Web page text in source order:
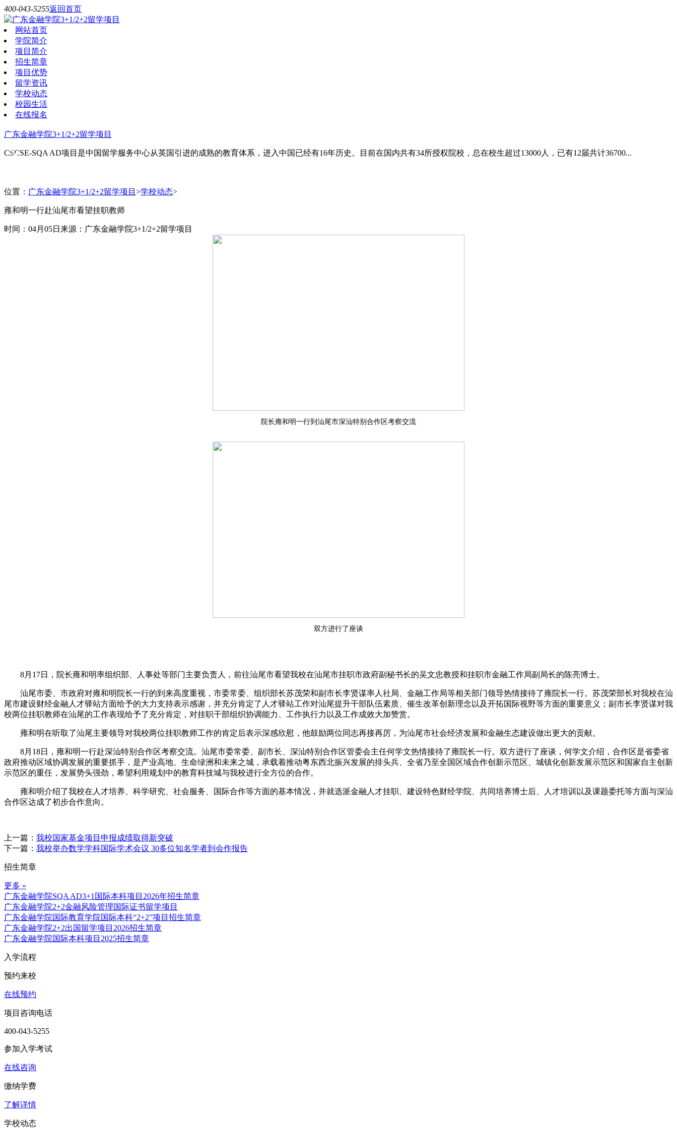
400-043-5255返回首页
网站首页
学院简介
项目简介
招生简章
项目优势
留学资讯
学校动态
校园生活
在线报名
广东金融学院3+1/2+2留学项目
CSCSE-SQA AD项目是中国留学服务中心从英国引进的成熟的教育体系，进入中国已经有16年历史。目前在国内共有34所授权院校，总在校生超过13000人，已有12届共计36700...
位置： 广东金融学院3+1/2+2留学项目 >学校动态>
雍和明一行赴汕尾市看望挂职教师
时间：04月05日 来源：广东金融学院3+1/2+2留学项目
院长雍和明一行到汕尾市深汕特别合作区考察交流
双方进行了座谈
8月17日，院长雍和明率组织部、人事处等部门主要负责人，前往汕尾市看望我校在汕尾市挂职市政府副秘书长的吴文忠教授和挂职市金融工作局副局长的陈亮博士。
汕尾市委、市政府对雍和明院长一行的到来高度重视，市委常委、组织部长苏茂荣和副市长李贤谋率人社局、金融工作局等相关部门领导热情接待了雍院长一行。苏茂荣部长对我校在汕
尾市建设财经金融人才驿站方面给予的大力支持表示感谢，并充分肯定了人才驿站工作对汕尾提升干部队伍素质、催生改革创新理念以及开拓国际视野等方面的重要意义；副市长李贤谋对我
校两位挂职教师在汕尾的工作表现给予了充分肯定，对挂职干部组织协调能力、工作执行力以及工作成效大加赞赏。
雍和明在听取了汕尾主要领导对我校两位挂职教师工作的肯定后表示深感欣慰，他鼓励两位同志再接再厉，为汕尾市社会经济发展和金融生态建设做出更大的贡献。
8月18日，雍和明一行赴深汕特别合作区考察交流。汕尾市委常委、副市长、深汕特别合作区管委会主任何学文热情接待了雍院长一行。双方进行了座谈，何学文介绍，合作区是省委省
政府推动区域协调发展的重要抓手，是产业高地、生命绿洲和未来之城，承载着推动粤东西北振兴发展的排头兵、全省乃至全国区域合作创新示范区、城镇化创新发展示范区和国家自主创新
示范区的重任，发展势头强劲，希望利用规划中的教育科技城与我校进行全方位的合作。
雍和明介绍了我校在人才培养、科学研究、社会服务、国际合作等方面的基本情况，并就选派金融人才挂职、建设特色财经学院、共同培养博士后、人才培训以及课题委托等方面与深汕
合作区达成了初步合作意向。
上一篇： 我校国家基金项目申报成绩取得新突破
下一篇： 我校举办数学学科国际学术会议 30多位知名学者到会作报告
招生简章
更多 »
广东金融学院SQA AD3+1国际本科项目2026年招生简章
广东金融学院2+2金融风险管理国际证书留学项目
广东金融学院国际教育学院国际本科“2+2”项目招生简章
广东金融学院2+2出国留学项目2026招生简章
广东金融学院国际本科项目2025招生简章
入学流程
预约来校
在线预约
项目咨询电话
400-043-5255
参加入学考试
在线咨询
缴纳学费
了解详情
学校动态